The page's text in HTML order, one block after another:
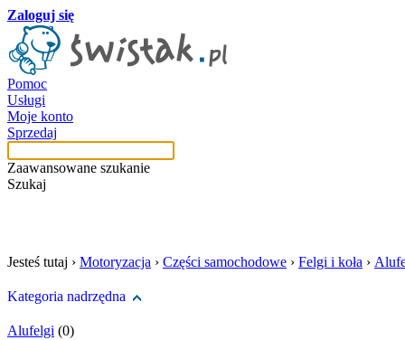
Zaloguj się
Pomoc
Usługi
Moje konto
Sprzedaj
Zaawansowane szukanie
Szukaj
Jesteś tutaj › Motoryzacja › Części samochodowe › Felgi i koła ›
Kategoria nadrzędna
Alufelgi (0)